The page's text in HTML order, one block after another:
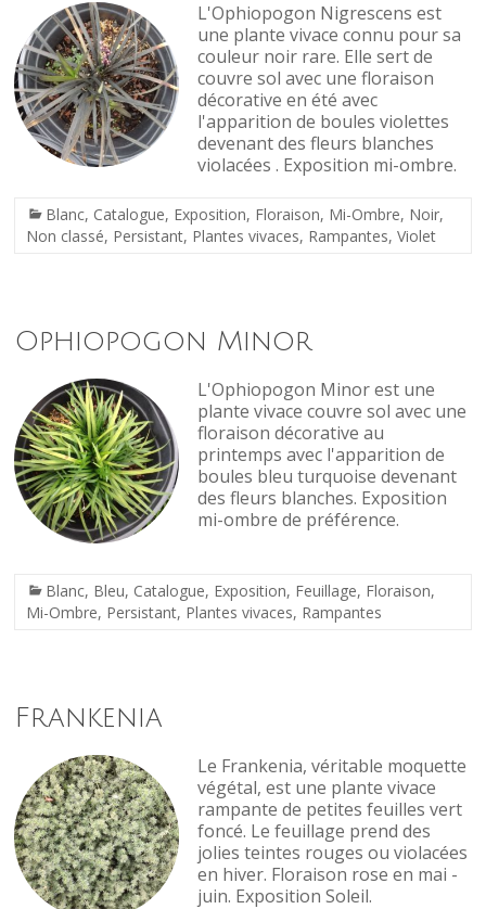
L'Ophiopogon Nigrescens est
une plante vivace connu pour sa
couleur noir rare. Elle sert de
couvre sol avec une floraison
décorative en été avec
l'apparition de boules violettes
devenant des fleurs blanches
violacées . Exposition mi-ombre.
Blanc, Catalogue, Exposition, Floraison, Mi-Ombre, Noir,
Non classé, Persistant, Plantes vivaces, Rampantes,Violet
Ophiopogon Minor
L'Ophiopogon Minor est une
plante vivace couvre sol avec une
floraison décorative au
printemps avec l'apparition de
boules bleu turquoise devenant
des fleurs blanches. Exposition
mi-ombre de préférence.
Blanc, Bleu, Catalogue, Exposition, Feuillage, Floraison,
Mi-Ombre, Persistant, Plantes vivaces, Rampantes
Frankenia
Le Frankenia, véritable moquette
végétal, est une plante vivace
rampante de petites feuilles vert
foncé. Le feuillage prend des
jolies teintes rouges ou violacées
en hiver. Floraison rose en mai -
juin. Exposition Soleil.